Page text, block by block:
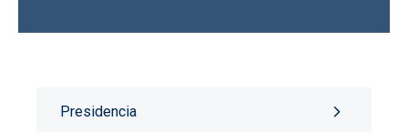
Presidencia